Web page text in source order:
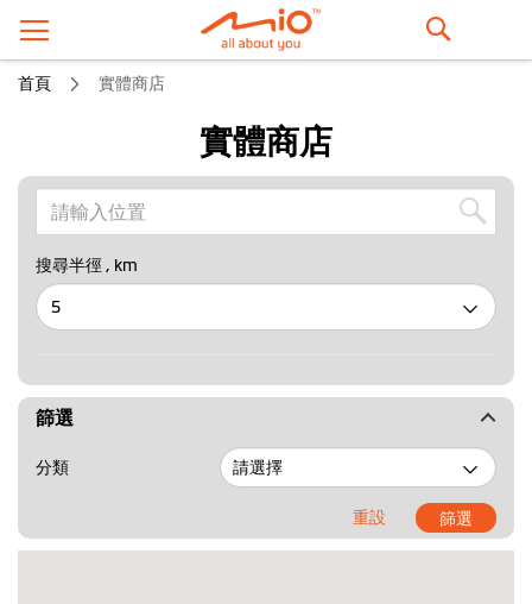
搜
首頁 實體商店
實體商店
搜尋半徑 , km
篩選
分類
重設 篩選